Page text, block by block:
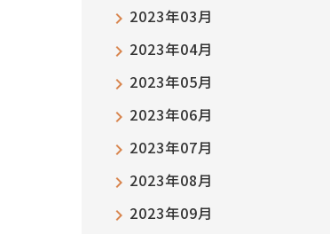
2023年03月
2023年04月
2023年05月
2023年06月
2023年07月
2023年08月
2023年09月